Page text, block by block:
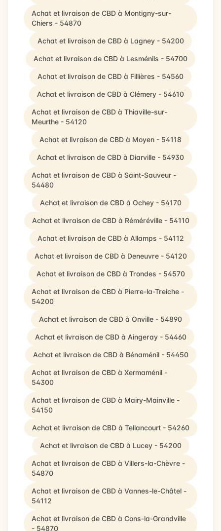
Achat et livraison de CBD à Montigny-sur-
Chiers - 54870
Achat et livraison de CBD à Lagney - 54200
Achat et livraison de CBD à Lesménils - 54700
Achat et livraison de CBD à Fillières - 54560
Achat et livraison de CBD à Clémery - 54610
Achat et livraison de CBD à Thiaville-sur-
Meurthe - 54120
Achat et livraison de CBD à Moyen - 54118
Achat et livraison de CBD à Diarville - 54930
Achat et livraison de CBD à Saint-Sauveur -
54480
Achat et livraison de CBD à Ochey - 54170
Achat et livraison de CBD à Réméréville - 54110
Achat et livraison de CBD à Allamps - 54112
Achat et livraison de CBD à Deneuvre - 54120
Achat et livraison de CBD à Trondes - 54570
Achat et livraison de CBD à Pierre-la-Treiche -
54200
Achat et livraison de CBD à Onville - 54890
Achat et livraison de CBD à Aingeray - 54460
Achat et livraison de CBD à Bénaménil - 54450
Achat et livraison de CBD à Xermaménil -
54300
Achat et livraison de CBD à Mairy-Mainville -
54150
Achat et livraison de CBD à Tellancourt - 54260
Achat et livraison de CBD à Lucey - 54200
Achat et livraison de CBD à Villers-la-Chèvre -
54870
Achat et livraison de CBD à Vannes-le-Châtel -
54112
Achat et livraison de CBD à Cons-la-Grandville
- 54870